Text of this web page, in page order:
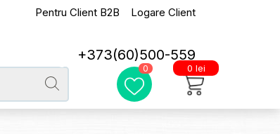
Pentru Client B2B Logare Client
+373(60)500-559
0 0 lei